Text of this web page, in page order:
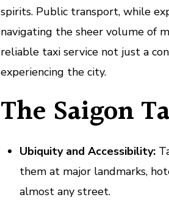
spirits. Public transport, while
navigating the sheer volume of
reliable taxi service not just a
experiencing the city.
The Saigon
Ubiquity and Accessibility:
them at major landmarks,
almost any street.